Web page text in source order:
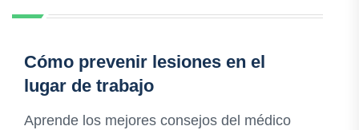
Cómo prevenir lesiones en el
lugar de trabajo
Aprende los mejores consejos del médico